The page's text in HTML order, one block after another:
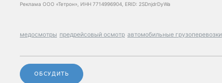
Реклама ООО «Тетрон», ИНН 7714996904, ERID: 2SDnjdrDyWa
медосмотры предрейсовый осмотр автомобильные грузоперевозки
ОБСУДИТЬ